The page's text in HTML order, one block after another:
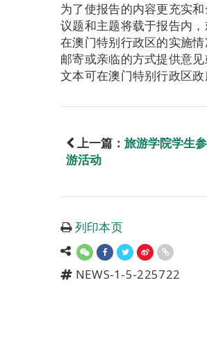
为了使报告的内容更充实
议题和主题将载于报告内
在澳门特别行政区的实施
邮寄或亲临的方式提供意
文本可在澳门特别行政区
上一篇： 旅游学院学生
游活动
列印本页
NEWS-1-5-225722